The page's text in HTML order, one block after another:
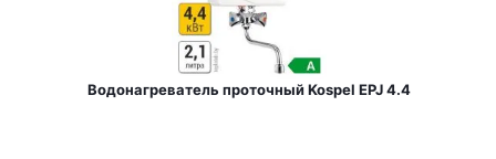
Водонагреватель проточный Kospel EPJ 4.4